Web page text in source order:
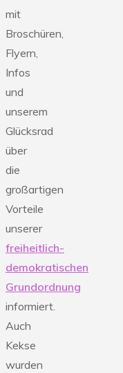
mit
Broschüren,
Flyern,
Infos
und
unserem
Glücksrad
über
die
großartigen
Vorteile
unserer
freiheitlich-
demokratischen
Grundordnung
informiert.
Auch
Kekse
wurden